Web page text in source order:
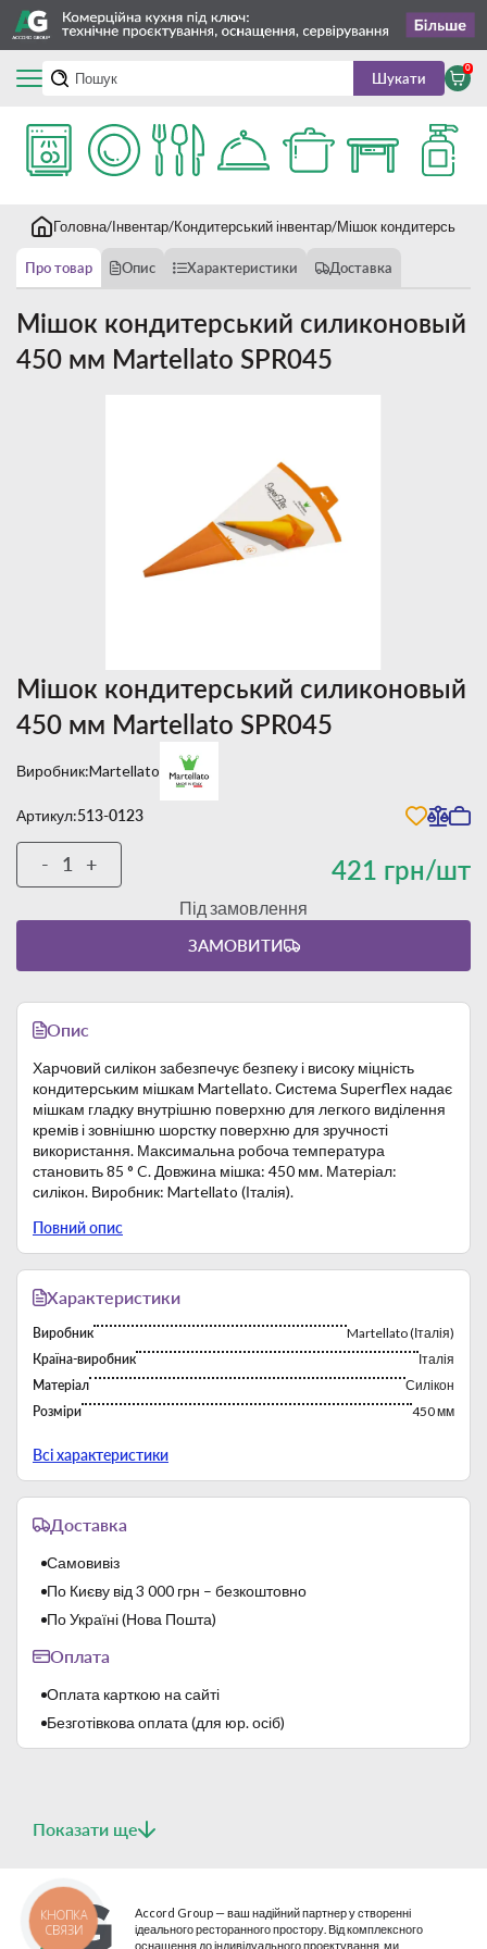
Шукати
0
Головна Інвентар Кондитерський інвентар Мішок
Про товар Опис Характеристики Доставка
Мішок кондитерський силиконовый
450 мм Martellato SPR045
Мішок кондитерський силиконовый
450 мм Martellato SPR045
Виробник:Martellato
Артикул:513-0123
421 грн/шт
- +
Під замовлення
ЗАМОВИТИ
Опис
Харчовий силікон забезпечує безпеку і високу міцність
кондитерським мішкам Martellato. Система Superflex надає
мішкам гладку внутрішню поверхню для легкого виділення
кремів і зовнішню шорстку поверхню для зручності
використання. Максимальна робоча температура
становить 85 ° C. Довжина мішка: 450 мм. Матеріал:
силікон. Виробник: Martellato (Італія).
Повний опис
Характеристики
Виробник
Martellato (Італія)
Країна-виробник
Італія
Матеріал
Силікон
Розміри
450 мм
Всі характеристики
Доставка
Самовивіз
По Києву від 3 000 грн – безкоштовно
По Україні (Нова Пошта)
Оплата
Оплата карткою на сайті
Безготівкова оплата (для юр. осіб)
Показати ще
Accord Group — ваш надійний партнер у створенні
ідеального ресторанного простору. Від комплексного
оснащення до індивідуального проектування, ми
КНОПКА
СВЯЗИ